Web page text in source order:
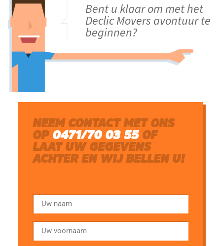
Bent u klaar om met het
Declic Movers avontuur te
beginnen?
NEEM CONTACT MET ONS
OP 0471/70 03 55OF
LAAT UW GEGEVENS
ACHTER EN WIJ BELLEN U!